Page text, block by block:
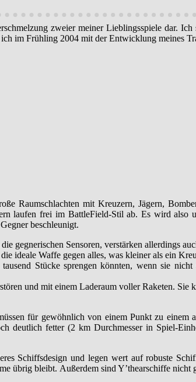
zweier meiner Lieblingsspiele dar.
im Frühling 2004 mit der Entwicklung meines
Raumschlachten mit Kreuzern, Jägern,
laufen frei im BattleField-Stil ab. Es wird
beschleunigt.
gegnerischen Sensoren, verstärken allerdings
ideale Waffe gegen alles, was kleiner als ein
Stücke sprengen könnten, wenn sie
und mit einem Laderaum voller Raketen.
für gewöhnlich von einem Punkt zu einem
deutlich fetter (2 km Durchmesser in Spiel-
Schiffsdesign und legen wert auf robuste
übrig bleibt. Außerdem sind Y’thearschiffe nicht